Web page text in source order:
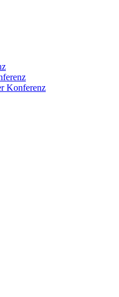
Konferenz